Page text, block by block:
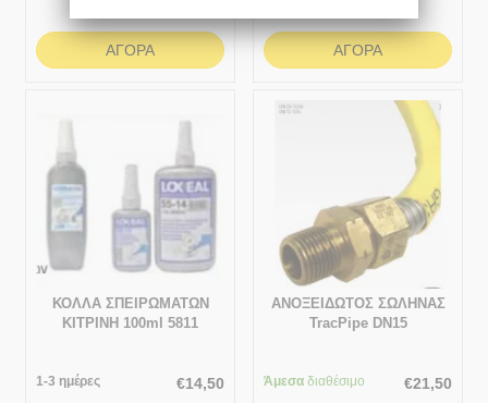
ΑΓΟΡΆ ΑΓΟΡΆ
ΚΟΛΛΑ ΣΠΕΙΡΩΜΑΤΩΝ
ΚΙΤΡΙΝΗ 100ml 5811
1-3 ημέρες €14,50
ΑΝΟΞΕΙΔΩΤΟΣ ΣΩΛΗΝΑΣ
TracPipe DN15
Άμεσα διαθέσιμο €21,50